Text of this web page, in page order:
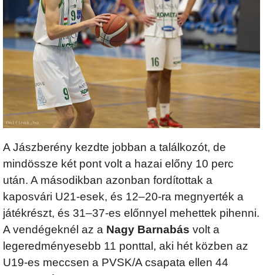
A Jászberény kezdte jobban a találkozót, de
mindössze két pont volt a hazai előny 10 perc
után. A másodikban azonban fordítottak a
kaposvári U21-esek, és 12–20-ra megnyerték a
játékrészt, és 31–37-es előnnyel mehettek pihenni.
A vendégeknél az a Nagy Barnabás volt a
legeredményesebb 11 ponttal, aki hét közben az
U19-es meccsen a PVSK/A csapata ellen 44